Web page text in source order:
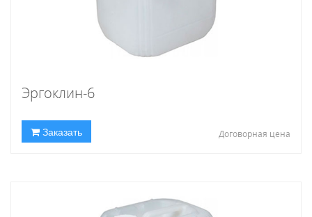
Эргоклин-6
Договорная цена
Заказать